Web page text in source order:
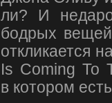
ли? И
бодрых
откликается
Is Coming To
в котором